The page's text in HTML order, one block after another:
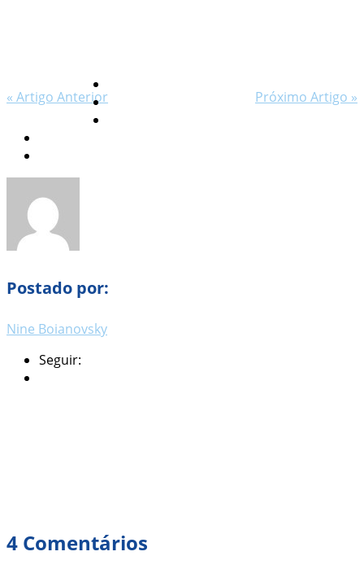
« Artigo Anterior Próximo Artigo »
Postado por:
Nine Boianovsky
Seguir:
4 Comentários